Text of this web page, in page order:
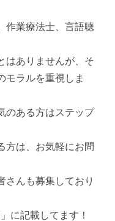
作業療法士、言語聴
はありませんが、そ
モラルを重視しま
のある方はステップ
方は、お気軽にお問
さんも募集しており
に記載してます！